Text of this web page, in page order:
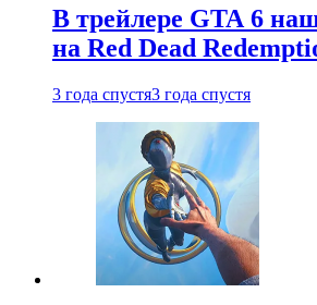
В трейлере GTA 6
на Red Dead
3 года спустя3 года спустя